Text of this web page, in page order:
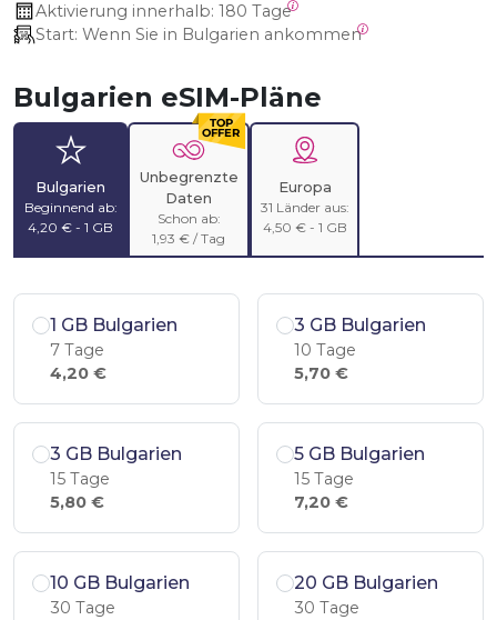
Aktivierung innerhalb: 180 Tage
Start: Wenn Sie in Bulgarien ankommen
Bulgarien eSIM-Pläne
Bulgarien
Beginnend ab:
4,20 € - 1 GB
Unbegrenzte
Daten
Schon ab:
1,93 € / Tag
Europa
31 Länder aus:
4,50 € - 1 GB
1 GB Bulgarien
7 Tage
4,20 €
3 GB Bulgarien
10 Tage
5,70 €
3 GB Bulgarien
15 Tage
5,80 €
5 GB Bulgarien
15 Tage
7,20 €
10 GB Bulgarien
30 Tage
20 GB Bulgarien
30 Tage